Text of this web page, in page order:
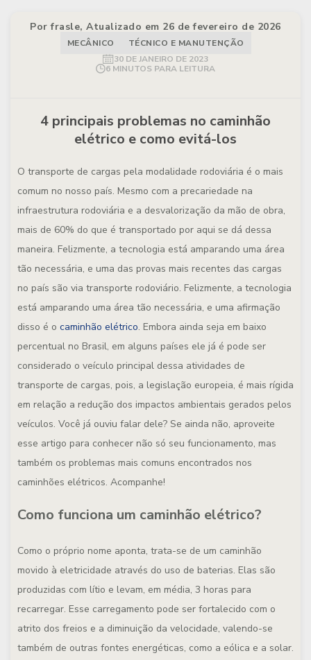
Por frasle, Atualizado em 26 de fevereiro de 2026
MECÂNICO
TÉCNICO E MANUTENÇÃO
30 DE JANEIRO DE 2023
6 MINUTOS PARA LEITURA
4 principais problemas no caminhão
elétrico e como evitá-los
O transporte de cargas pela modalidade rodoviária é o mais
comum no nosso país. Mesmo com a precariedade na
infraestrutura rodoviária e a desvalorização da mão de obra,
mais de 60% do que é transportado por aqui se dá dessa
maneira. Felizmente, a tecnologia está amparando uma área
tão necessária, e uma das provas mais recentes das cargas
no país são via transporte rodoviário. Felizmente, a tecnologia
está amparando uma área tão necessária, e uma afirmação
disso é o caminhão elétrico. Embora ainda seja em baixo
percentual no Brasil, em alguns países ele já é pode ser
considerado o veículo principal dessa atividades de
transporte de cargas, pois, a legislação europeia, é mais rígida
em relação a redução dos impactos ambientais gerados pelos
veículos. Você já ouviu falar dele? Se ainda não, aproveite
esse artigo para conhecer não só seu funcionamento, mas
também os problemas mais comuns encontrados nos
caminhões elétricos. Acompanhe!
Como funciona um caminhão elétrico?
Como o próprio nome aponta, trata-se de um caminhão
movido à eletricidade através do uso de baterias. Elas são
produzidas com lítio e levam, em média, 3 horas para
recarregar. Esse carregamento pode ser fortalecido com o
atrito dos freios e a diminuição da velocidade, valendo-se
também de outras fontes energéticas, como a eólica e a solar.